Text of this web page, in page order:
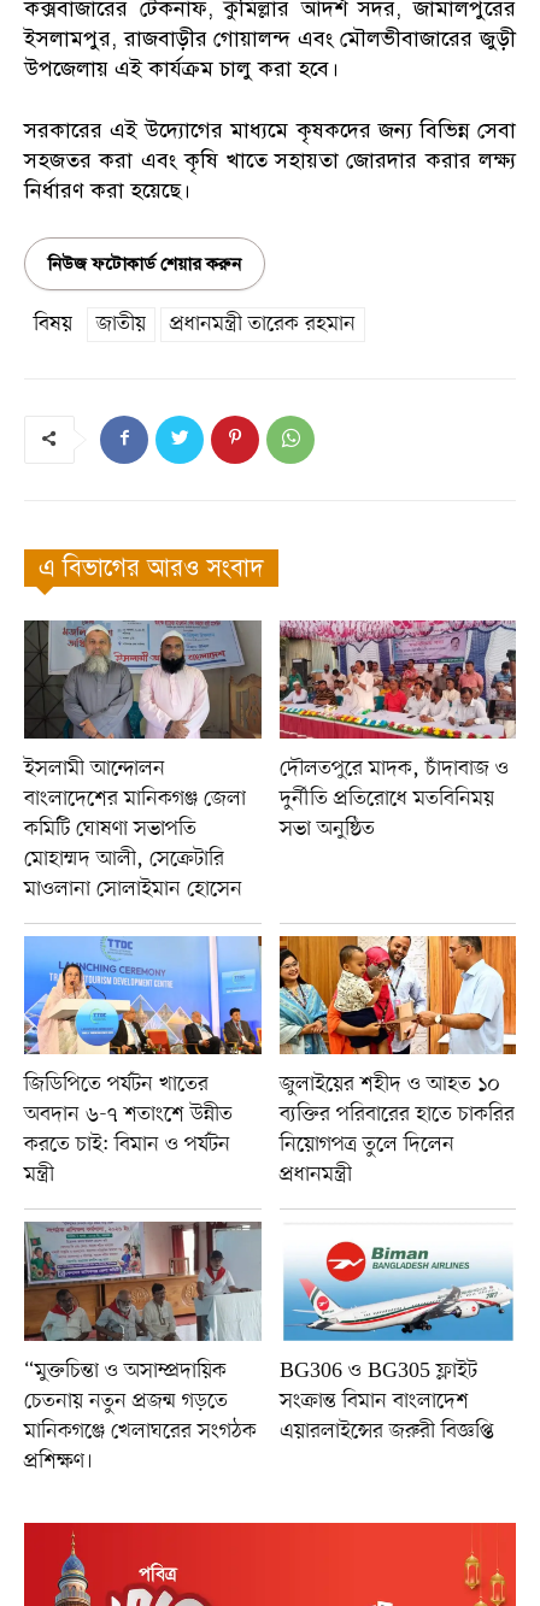
কক্সবাজারের টেকনাফ, কুমিল্লার আদর্শ সদর, জামালপুরের
ইসলামপুর, রাজবাড়ীর গোয়ালন্দ এবং মৌলভীবাজারের জুড়ী
উপজেলায় এই কার্যক্রম চালু করা হবে।
সরকারের এই উদ্যোগের মাধ্যমে কৃষকদের জন্য বিভিন্ন সেবা
সহজতর করা এবং কৃষি খাতে সহায়তা জোরদার করার লক্ষ্য
নির্ধারণ করা হয়েছে।
নিউজ ফটোকার্ড শেয়ার করুন
বিষয় জাতীয় প্রধানমন্ত্রী তারেক রহমান
এ বিভাগের আরও সংবাদ
ইসলামী আন্দোলন
বাংলাদেশের মানিকগঞ্জ জেলা
কমিটি ঘোষণা সভাপতি
মোহাম্মদ আলী, সেক্রেটারি
মাওলানা সোলাইমান হোসেন
দৌলতপুরে মাদক, চাঁদাবাজ ও
দুর্নীতি প্রতিরোধে মতবিনিময়
সভা অনুষ্ঠিত
জিডিপিতে পর্যটন খাতের
অবদান ৬-৭ শতাংশে উন্নীত
করতে চাই: বিমান ও পর্যটন
মন্ত্রী
জুলাইয়ের শহীদ ও আহত ১০
ব্যক্তির পরিবারের হাতে চাকরির
নিয়োগপত্র তুলে দিলেন
প্রধানমন্ত্রী
“মুক্তচিন্তা ও অসাম্প্রদায়িক
চেতনায় নতুন প্রজন্ম গড়তে
মানিকগঞ্জে খেলাঘরের সংগঠক
প্রশিক্ষণ।
BG306 ও BG305 ফ্লাইট
সংক্রান্ত বিমান বাংলাদেশ
এয়ারলাইন্সের জরুরী বিজ্ঞপ্তি